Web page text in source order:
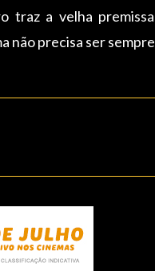
traz a velha
não precisa ser